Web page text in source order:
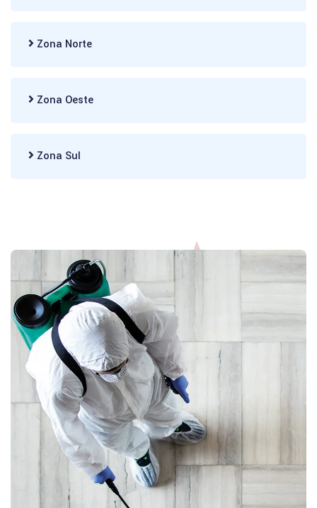
Zona Norte
Zona Oeste
Zona Sul